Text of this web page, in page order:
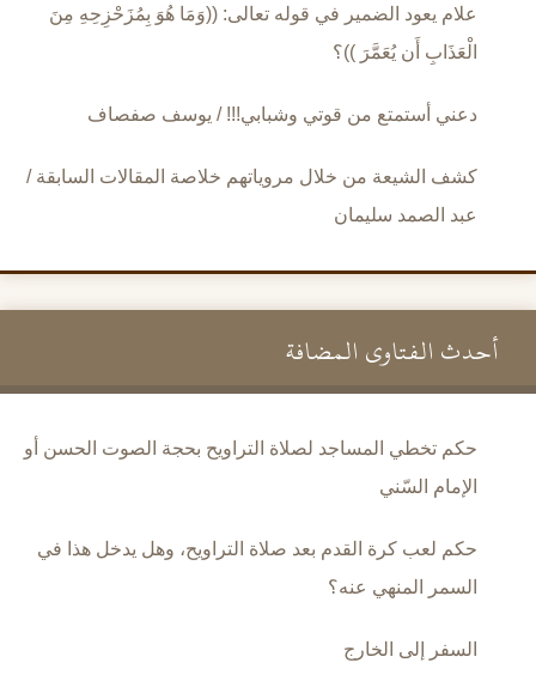
علام يعود الضمير في قوله تعالى: ((وَمَا هُوَ بِمُزَحْزِحِهِ مِنَ
الْعَذَابِ أَن يُعَمَّرَ ))؟
دعني أستمتع من قوتي وشبابي!!! / يوسف صفصاف
كشف الشيعة من خلال مروياتهم خلاصة المقالات السابقة /
عبد الصمد سليمان
أحدث الفتاوى المضافة
حكم تخطي المساجد لصلاة التراويح بحجة الصوت الحسن أو
الإمام السّني
حكم لعب كرة القدم بعد صلاة التراويح، وهل يدخل هذا في
السمر المنهي عنه؟
السفر إلى الخارج